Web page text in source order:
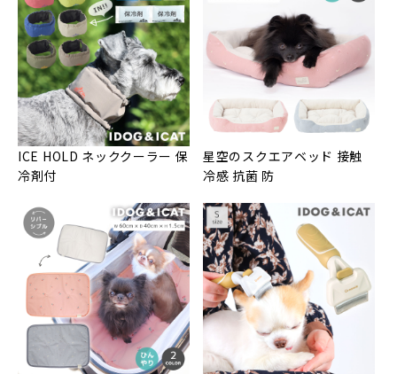
ICE HOLD ネッククーラー 保
冷剤付
星空のスクエアベッド 接触
冷感 抗菌 防